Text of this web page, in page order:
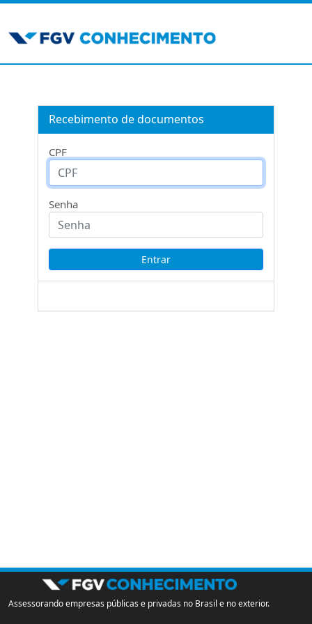
Recebimento de documentos
CPF
Senha
Assessorando empresas públicas e privadas no Brasil e no exterior.